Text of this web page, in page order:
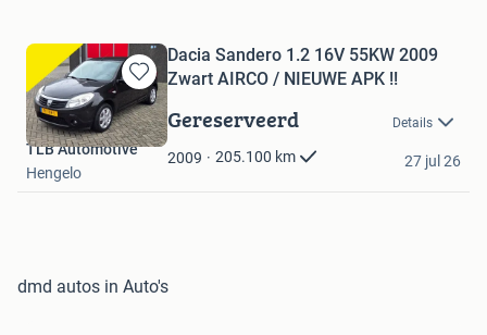
Bewaren
in
Mijn
Favorieten
Dacia Sandero 1.2 16V 55KW 2009
Zwart AIRCO / NIEUWE APK !!
Gereserveerd Details
2009 205.100 km
TLB Automotive
Hengelo
27 jul 26
dmd autos in Auto's